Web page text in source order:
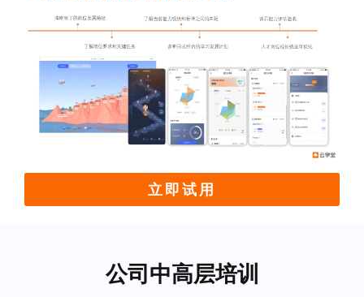
立即试用
公司中高层培训